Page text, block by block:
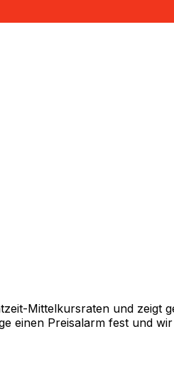
Mittelkursraten und zeigt
einen Preisalarm fest und